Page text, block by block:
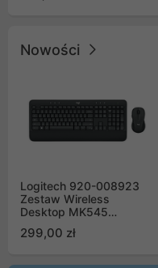
Nowości
Logitech 920-008923
Zestaw Wireless
Desktop MK545
299,00 zł